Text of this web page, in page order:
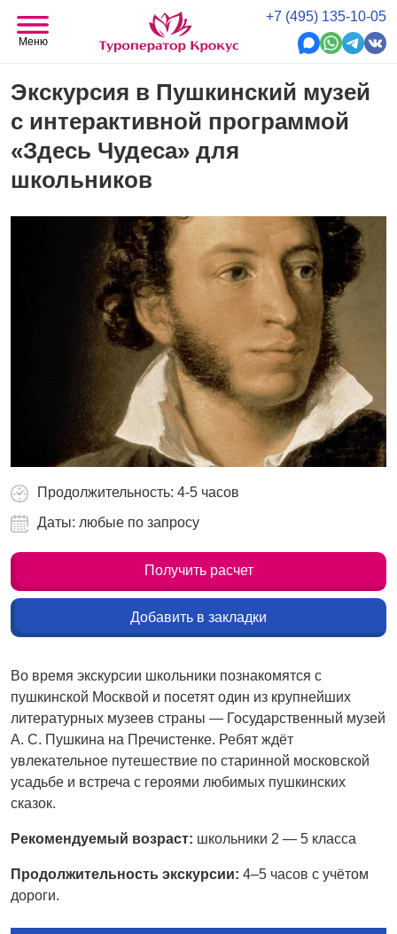
+7 (495) 135-10-05
Меню
Экскурсия в Пушкинский музей
с интерактивной программой
«Здесь Чудеса» для
школьников
Продолжительность: 4-5 часов
Даты: любые по запросу
Получить расчет
Добавить в закладки
Во время экскурсии школьники познакомятся с
пушкинской Москвой и посетят один из крупнейших
литературных музеев страны — Государственный музей
А. С. Пушкина на Пречистенке. Ребят ждёт
увлекательное путешествие по старинной московской
усадьбе и встреча с героями любимых пушкинских
сказок.
Рекомендуемый возраст: школьники 2 — 5 класса
Продолжительность экскурсии: 4–5 часов с учётом
дороги.